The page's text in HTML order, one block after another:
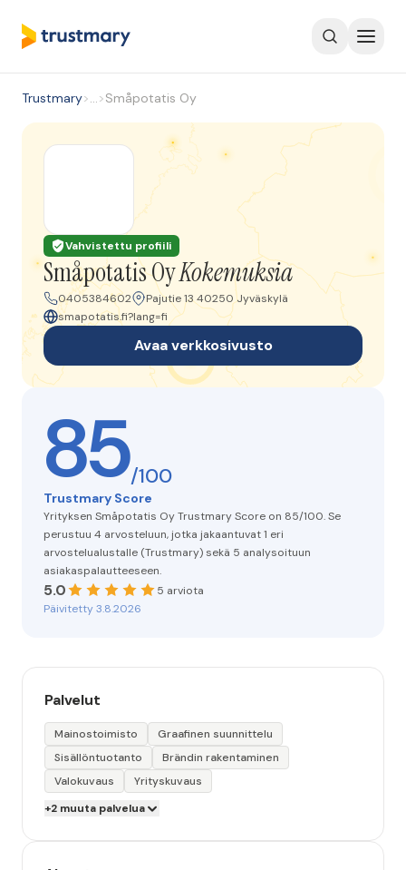
Trustmary>…>Småpotatis Oy
Vahvistettu profiili
Småpotatis OyKokemuksia
0405384602
Pajutie 13 40250 Jyväskylä
smapotatis.fi?lang=fi
Avaa verkkosivusto
85/100
Trustmary Score
Yrityksen Småpotatis Oy Trustmary Score on 85/100. Se
perustuu 4 arvosteluun, jotka jakaantuvat 1 eri
arvostelualustalle (Trustmary) sekä 5 analysoituun
asiakaspalautteeseen.
5.0
5 arviota
Päivitetty 3.8.2026
Palvelut
Mainostoimisto
Graafinen suunnittelu
Sisällöntuotanto
Brändin rakentaminen
Valokuvaus
Yrityskuvaus
+2 muuta palvelua